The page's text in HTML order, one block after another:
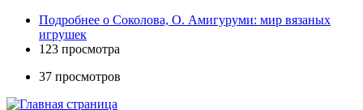
Подробнее о Соколова, О. Амигуруми: мир вязаных
игрушек
123 просмотра
37 просмотров